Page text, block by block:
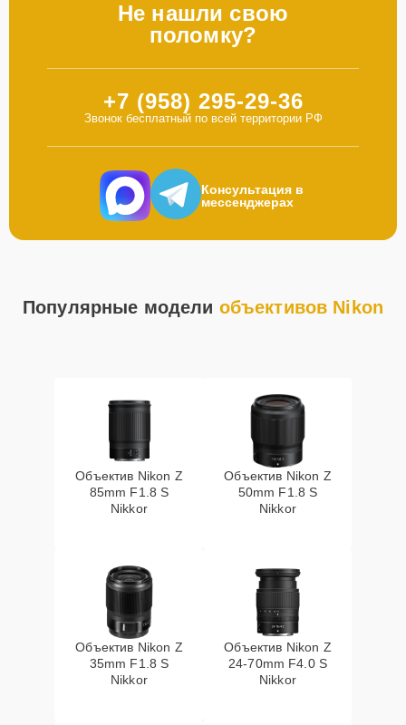
Не нашли свою
поломку?
+7 (958) 295-29-36
Звонок бесплатный по всей территории РФ
Консультация в
мессенджерах
Популярные модели объективов Nikon
Объектив Nikon Z
85mm F1.8 S
Nikkor
Объектив Nikon Z
50mm F1.8 S
Nikkor
Объектив Nikon Z
35mm F1.8 S
Nikkor
Объектив Nikon Z
24-70mm F4.0 S
Nikkor